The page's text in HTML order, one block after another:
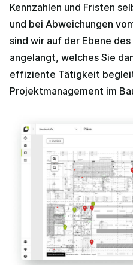
Kennzahlen und Fristen
und bei Abweichungen
sind wir auf der Ebene
angelangt, welches Sie
effiziente Tätigkeit
Projektmanagement im